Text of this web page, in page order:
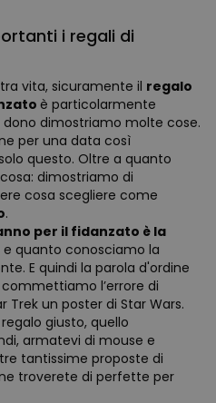
i regali di
vita, sicuramente il regalo
è particolarmente
dimostriamo molte cose.
per una data così
questo. Oltre a quanto
dimostriamo di
cosa scegliere come
.
per il fidanzato è la
quanto conosciamo la
E quindi la parola d'ordine
l’errore di
un poster di Star Wars.
giusto, quello
armatevi di mouse e
tantissime proposte di
troverete di perfette per